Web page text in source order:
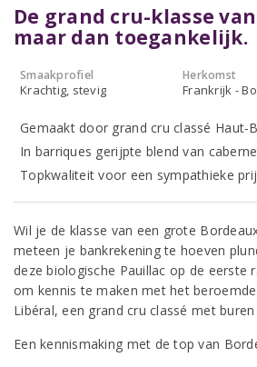
De grand cru-klasse
maar dan toegankelijk.
Smaakprofiel
Krachtig, stevig
Herkomst
Frankrijk -
Gemaakt door grand cru classé Haut-
In barriques gerijpte blend van
Topkwaliteit voor een sympathieke
Wil je de klasse van een grote
meteen je bankrekening te hoeven
deze biologische Pauillac op de eerste
om kennis te maken met het
Libéral, een grand cru classé met
Een kennismaking met de top van